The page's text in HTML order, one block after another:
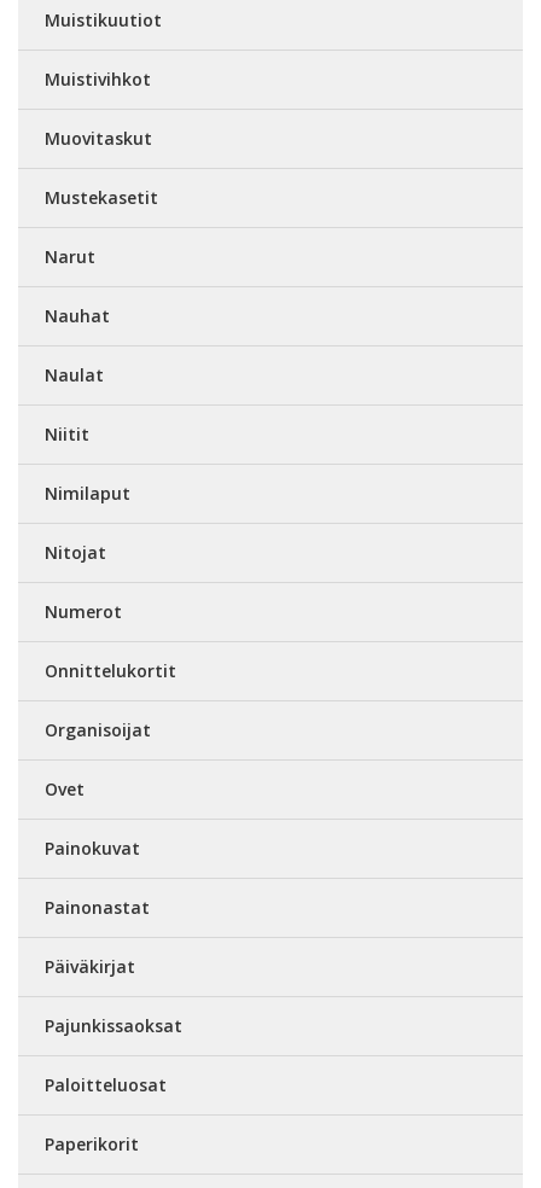
Muistikuutiot
Muistivihkot
Muovitaskut
Mustekasetit
Narut
Nauhat
Naulat
Niitit
Nimilaput
Nitojat
Numerot
Onnittelukortit
Organisoijat
Ovet
Painokuvat
Painonastat
Päiväkirjat
Pajunkissaoksat
Paloitteluosat
Paperikorit